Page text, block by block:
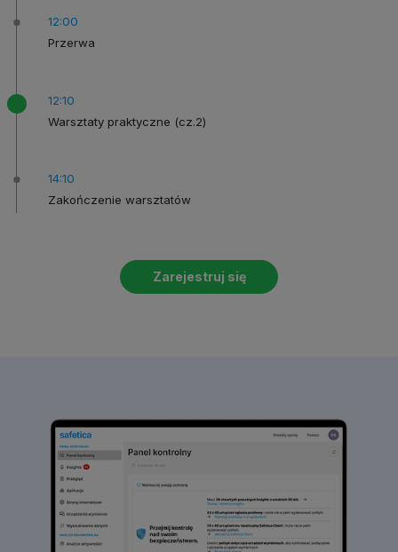
12:00
Przerwa
12:10
Warsztatypraktyczne (cz.2)
14:10
Zakończenie warsztatów
Zarejestruj się